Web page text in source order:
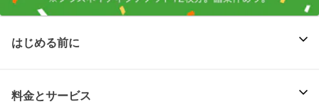
はじめる前に
料金とサービス